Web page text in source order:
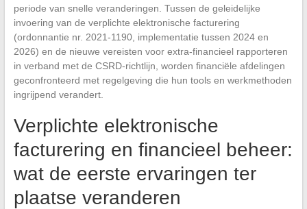
periode van snelle veranderingen. Tussen de geleidelijke
invoering van de verplichte elektronische facturering
(ordonnantie nr. 2021-1190, implementatie tussen 2024 en
2026) en de nieuwe vereisten voor extra-financieel rapporteren
in verband met de CSRD-richtlijn, worden financiële afdelingen
geconfronteerd met regelgeving die hun tools en werkmethoden
ingrijpend verandert.
Verplichte elektronische
facturering en financieel beheer:
wat de eerste ervaringen ter
plaatse veranderen